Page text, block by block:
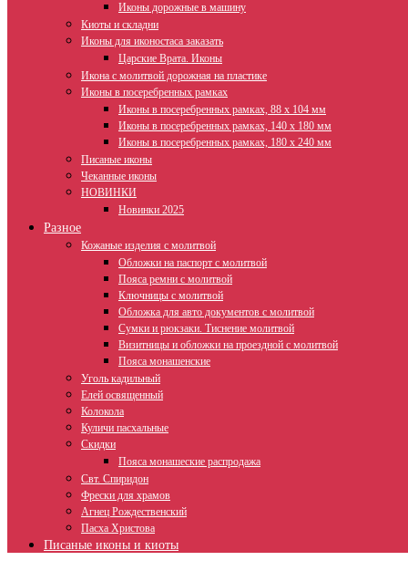
Иконы дорожные в машину
Киоты и складни
Иконы для иконостаса заказать
Царские Врата. Иконы
Икона с молитвой дорожная на пластике
Иконы в посеребренных рамках
Иконы в посеребренных рамках, 88 х 104 мм
Иконы в посеребренных рамках, 140 х 180 мм
Иконы в посеребренных рамках, 180 х 240 мм
Писаные иконы
Чеканные иконы
НОВИНКИ
Новинки 2025
Разное
Кожаные изделия с молитвой
Обложки на паспорт с молитвой
Пояса ремни с молитвой
Ключницы с молитвой
Обложка для авто документов с молитвой
Сумки и рюкзаки. Тиснение молитвой
Визитницы и обложки на проездной с молитвой
Пояса монашенские
Уголь кадильный
Елей освященный
Колокола
Куличи пасхальные
Скидки
Пояса монашеские распродажа
Свт. Спиридон
Фрески для храмов
Агнец Рождественский
Пасха Христова
Писаные иконы и киоты